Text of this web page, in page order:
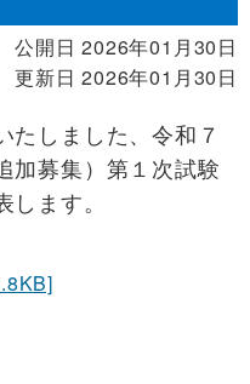
公開日 2026年01月30日
更新日 2026年01月30日
たしました、令和７
加募集）第１次試験
ます。